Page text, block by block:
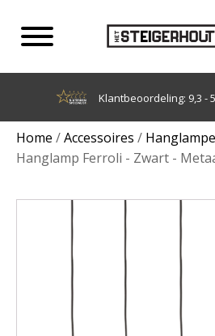
9,3 - 500+ beoordelingen
Home /Accessoires /
Hanglamp Ferroli - Zwart -